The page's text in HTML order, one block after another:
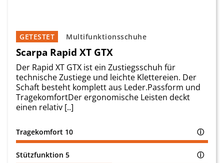
Multifunktionsschuhe
GETESTET
Scarpa Rapid XT GTX
Der Rapid XT GTX ist ein Zustiegsschuh für
technische Zustiege und leichte Klettereien. Der
Schaft besteht komplett aus Leder.Passform und
TragekomfortDer ergonomische Leisten deckt
einen relativ [..]
Tragekomfort 10 ⓘ
Stützfunktion 5 ⓘ